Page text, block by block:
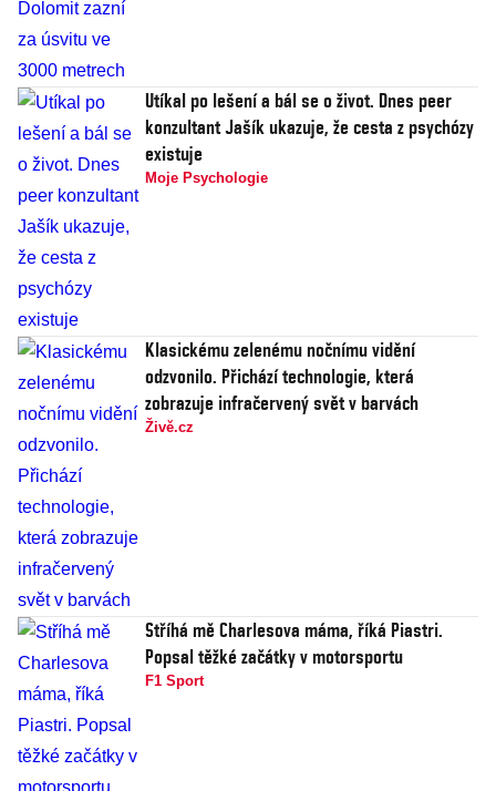
Utíkal po lešení a bál se o život. Dnes peer
konzultant Jašík ukazuje, že cesta z psychózy
existuje
Moje Psychologie
Klasickému zelenému nočnímu vidění
odzvonilo. Přichází technologie, která
zobrazuje infračervený svět v barvách
Živě.cz
Stříhá mě Charlesova máma, říká Piastri.
Popsal těžké začátky v motorsportu
F1 Sport